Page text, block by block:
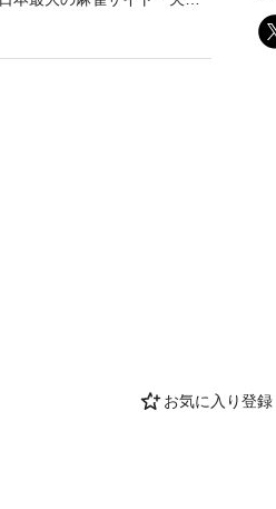
お気に入り登録
けている現在最注目の若手
みの重要度／手出し ほ
ワナンバ）日本プロ麻雀協